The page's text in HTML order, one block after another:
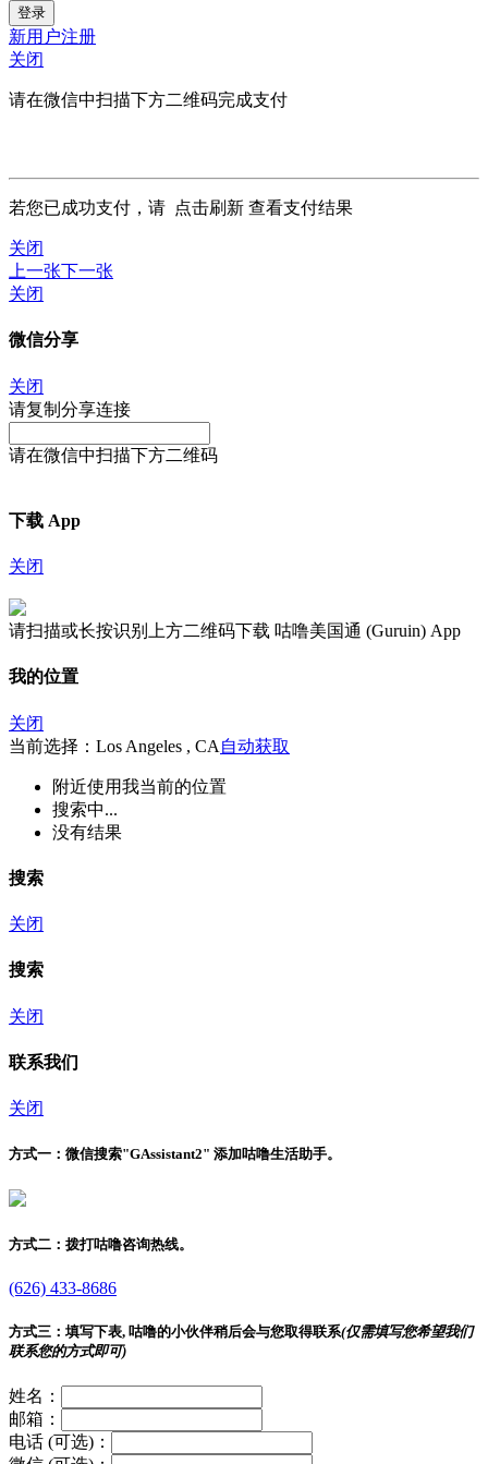
新用户注册
关闭
请在微信中扫描下方二维码完成支付
若您已成功支付，请 点击刷新 查看支付结果
关闭
上一张下一张
关闭
微信分享
关闭
请复制分享连接
请在微信中扫描下方二维码
下载 App
关闭
请扫描或长按识别上方二维码下载 咕噜美国通 (Guruin) App
我的位置
关闭
当前选择：Los Angeles , CA 自动获取
附近使用我当前的位置
搜索中...
没有结果
搜索
关闭
搜索
关闭
联系我们
关闭
方式一： 微信搜索"GAssistant2" 添加咕噜生活助手。
方式二： 拨打咕噜咨询热线。
(626) 433-8686
方式三： 填写下表, 咕噜的小伙伴稍后会与您取得联系(仅需填写您希望我们
联系您的方式即可)
姓名：
邮箱：
电话 (可选)：